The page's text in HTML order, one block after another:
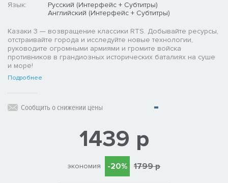
Язык:
Русский (Интерфейс + Субтитры)
Английский (Интерфейс + Субтитры)
Казаки 3 — возвращение классики RTS. Добывайте ресурсы,
отстраивайте города и исследуйте новые технологии,
руководите огромными армиями и громите войска
противников в грандиозных исторических баталиях на суше
и море!
Подробнее
Сообщить о снижении цены
1439 р
экономия -20% 1799 р